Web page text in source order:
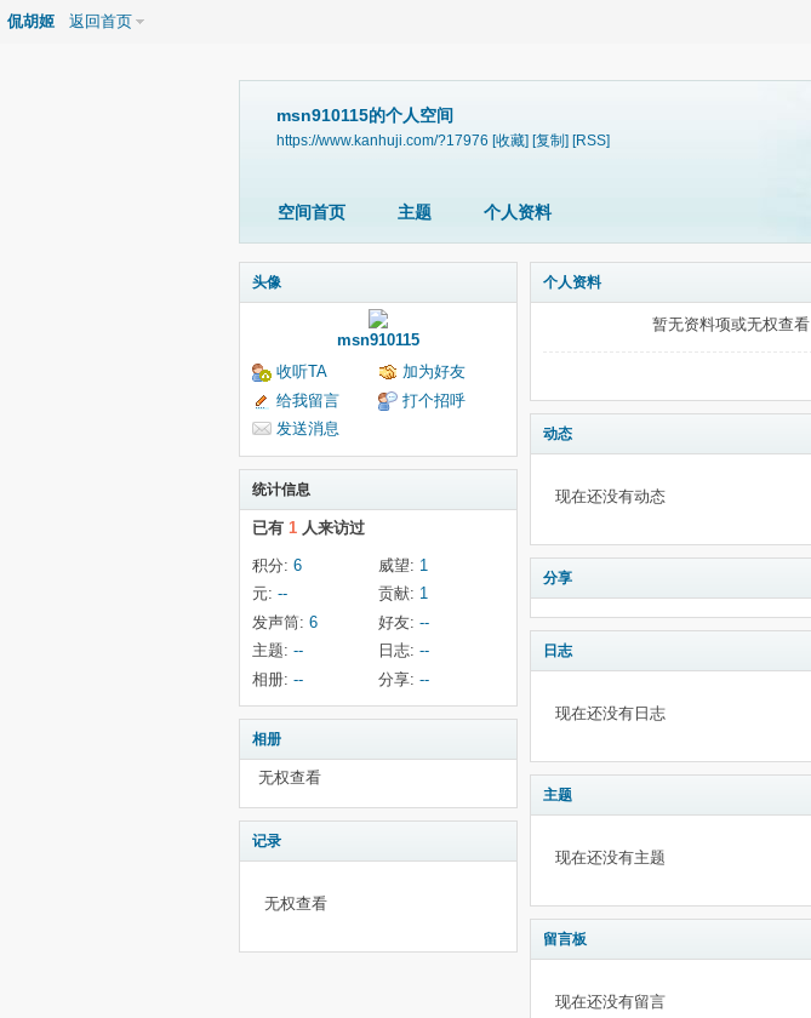
侃胡姬 返回首页
msn910115的个人空间
https://www.kanhuji.com/?17976 [收藏] [复制] [RSS]
空间首页 主题 个人资料
头像
msn910115
收听TA
加为好友
给我留言
打个招呼
发送消息
统计信息
已有 1 人来访过
积分: 6 威望: 1
元: -- 贡献: 1
发声筒: 6 好友: --
主题: -- 日志: --
相册: -- 分享: --
相册
无权查看
记录
无权查看
个人资料
暂无资料项或无权查看
动态
现在还没有动态
分享
日志
现在还没有日志
主题
现在还没有主题
留言板
现在还没有留言